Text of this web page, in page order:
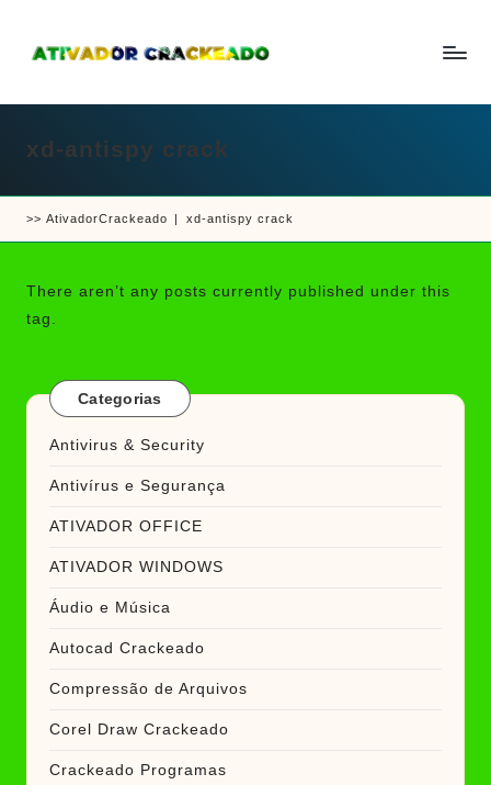
content
ti
a
d
r
e
c
k
e
completo
crackear
software
xd-antispy crack
>> AtivadorCrackeado | xd-antispy crack
There aren’t any posts currently published under this
tag.
Categorias
Antivirus & Security
Antivírus e Segurança
ATIVADOR OFFICE
ATIVADOR WINDOWS
Áudio e Música
Autocad Crackeado
Compressão de Arquivos
Corel Draw Crackeado
Crackeado Programas